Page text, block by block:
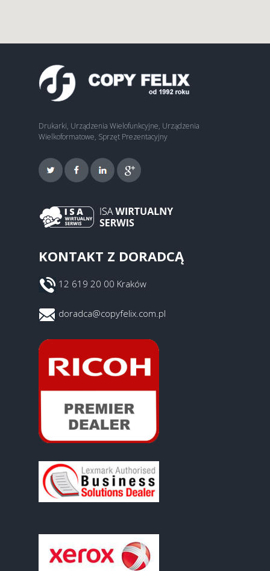
Drukarki, Urządzenia Wielofunkcyjne, Urządzenia
Wielkoformatowe, Sprzęt Prezentacyjny
KONTAKT Z DORADCĄ
12 619 20 00 Kraków
doradca@copyfelix.com.pl